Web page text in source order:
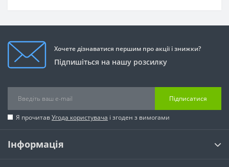
Хочете дізнаватися першим про акції і знижки?
Підпишіться на нашу розсилку
Підписатися
Я прочитавУгода користувача і згоден з вимогами
Інформація